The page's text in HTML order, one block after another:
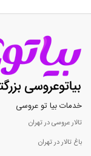
خدمات بیا تو عروسی
تالار عروسی در تهران
باغ تالار در تهران